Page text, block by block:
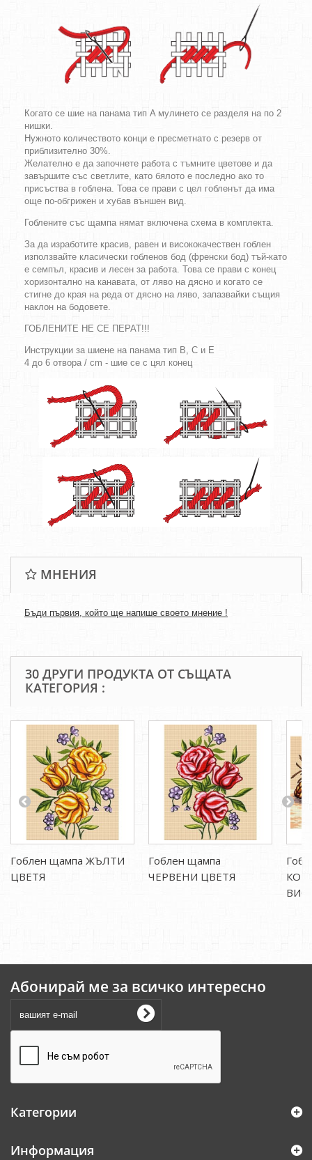
Когато се шие на панама тип A мулинето се разделя на по 2
нишки.
Нужното количеството конци е пресметнато с резерв от
приблизително 30%.
Желателно е да започнете работа с тъмните цветове и да
завършите със светлите, като бялото е последно ако то
присъства в гоблена. Това се прави с цел гобленът да има
още по-обгрижен и хубав външен вид.
Гоблените със щампа нямат включена схема в комплекта.
За да изработите красив, равен и висококачествен гоблен
използвайте класически гобленов бод (френски бод) тъй-като
е семпъл, красив и лесен за работа. Това се прави с конец
хоризонтално на канавата, от ляво на дясно и когато се
стигне до края на реда от дясно на ляво, запазвайки същия
наклон на бодовете.
ГОБЛЕНИТЕ НЕ СЕ ПЕРАТ!!!
Инструкции за шиене на панама тип B, C и E
4 до 6 отвора / cm - шие се с цял конец
МНЕНИЯ
Бъди първия, който ще напише своето мнение !
30 ДРУГИ ПРОДУКТА ОТ СЪЩАТА
КАТЕГОРИЯ :
Гоблен щампа ЖЪЛТИ
ЦВЕТЯ
Гоблен щампа
ЧЕРВЕНИ ЦВЕТЯ
Абонирай ме за всичко интересно
Категории
Информация